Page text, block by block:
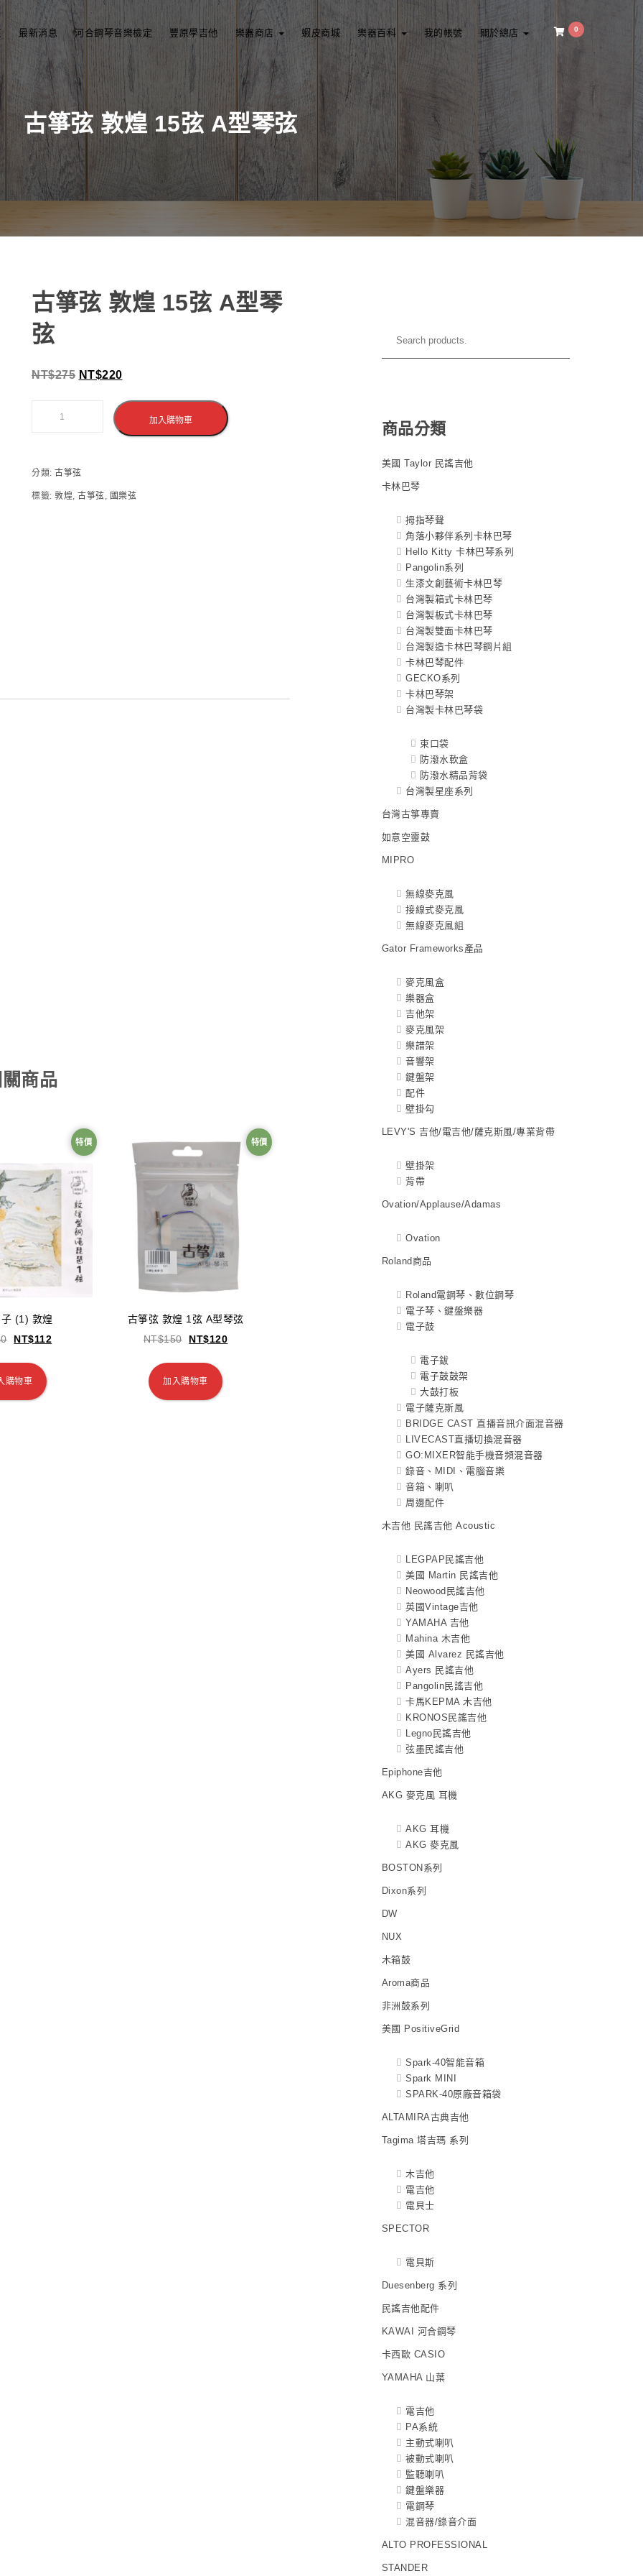
0
最新消息 河合鋼琴音樂檢定 豐原學吉他 樂器商店 蝦皮商城 樂器百科 我的帳號 關於總店
古箏弦 敦煌 15弦 A型琴弦
古箏弦 敦煌 15弦 A型琴
弦
NT$275 NT$220
加入購物車
分類: 古箏弦
標籤: 敦煌, 古箏弦, 國樂弦
商品
特價
(1) 敦煌
NT$112
購物車
特價
古箏弦 敦煌 1弦 A型琴弦
NT$150 NT$120
加入購物車
商品分類
美國 Taylor 民謠吉他
卡林巴琴
拇指琴聲
角落小夥伴系列卡林巴琴
Hello Kitty 卡林巴琴系列
Pangolin系列
生漆文創藝術卡林巴琴
台灣製箱式卡林巴琴
台灣製板式卡林巴琴
台灣製雙面卡林巴琴
台灣製造卡林巴琴鋼片組
卡林巴琴配件
GECKO系列
卡林巴琴架
台灣製卡林巴琴袋
束口袋
防潑水軟盒
防潑水精品背袋
台灣製星座系列
台灣古箏專賣
如意空靈鼓
MIPRO
無線麥克風
接線式麥克風
無線麥克風組
Gator Frameworks產品
麥克風盒
樂器盒
吉他架
麥克風架
樂譜架
音響架
鍵盤架
配件
壁掛勾
LEVY'S 吉他/電吉他/薩克斯風/專業背帶
壁掛架
背帶
Ovation/Applause/Adamas
Ovation
Roland商品
Roland電鋼琴、數位鋼琴
電子琴、鍵盤樂器
電子鼓
電子鈸
電子鼓鼓架
大鼓打板
電子薩克斯風
BRIDGE CAST 直播音訊介面混音器
LIVECAST直播切換混音器
GO:MIXER智能手機音頻混音器
錄音、MIDI、電腦音樂
音箱、喇叭
周邊配件
木吉他 民謠吉他 Acoustic
LEGPAP民謠吉他
美國 Martin 民謠吉他
Neowood民謠吉他
英國Vintage吉他
YAMAHA 吉他
Mahina 木吉他
美國 Alvarez 民謠吉他
Ayers 民謠吉他
Pangolin民謠吉他
卡馬KEPMA 木吉他
KRONOS民謠吉他
Legno民謠吉他
弦墨民謠吉他
Epiphone吉他
AKG 麥克風 耳機
AKG 耳機
AKG 麥克風
BOSTON系列
Dixon系列
DW
NUX
木箱鼓
Aroma商品
非洲鼓系列
美國 PositiveGrid
Spark-40智能音箱
Spark MINI
SPARK-40原廠音箱袋
ALTAMIRA古典吉他
Tagima 塔吉瑪 系列
木吉他
電吉他
電貝士
SPECTOR
電貝斯
Duesenberg 系列
民謠吉他配件
KAWAI 河合鋼琴
卡西歐 CASIO
YAMAHA 山葉
電吉他
PA系統
主動式喇叭
被動式喇叭
監聽喇叭
鍵盤樂器
電鋼琴
混音器/錄音介面
ALTO PROFESSIONAL
STANDER